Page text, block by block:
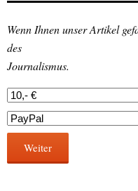
Wenn Ihnen unser Artikel
des
Journalismus.
Weiter